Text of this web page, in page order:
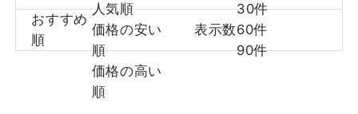
おすすめ
順
人気順
価格の安い
順
価格の高い
順
表示数
30件
60件
90件